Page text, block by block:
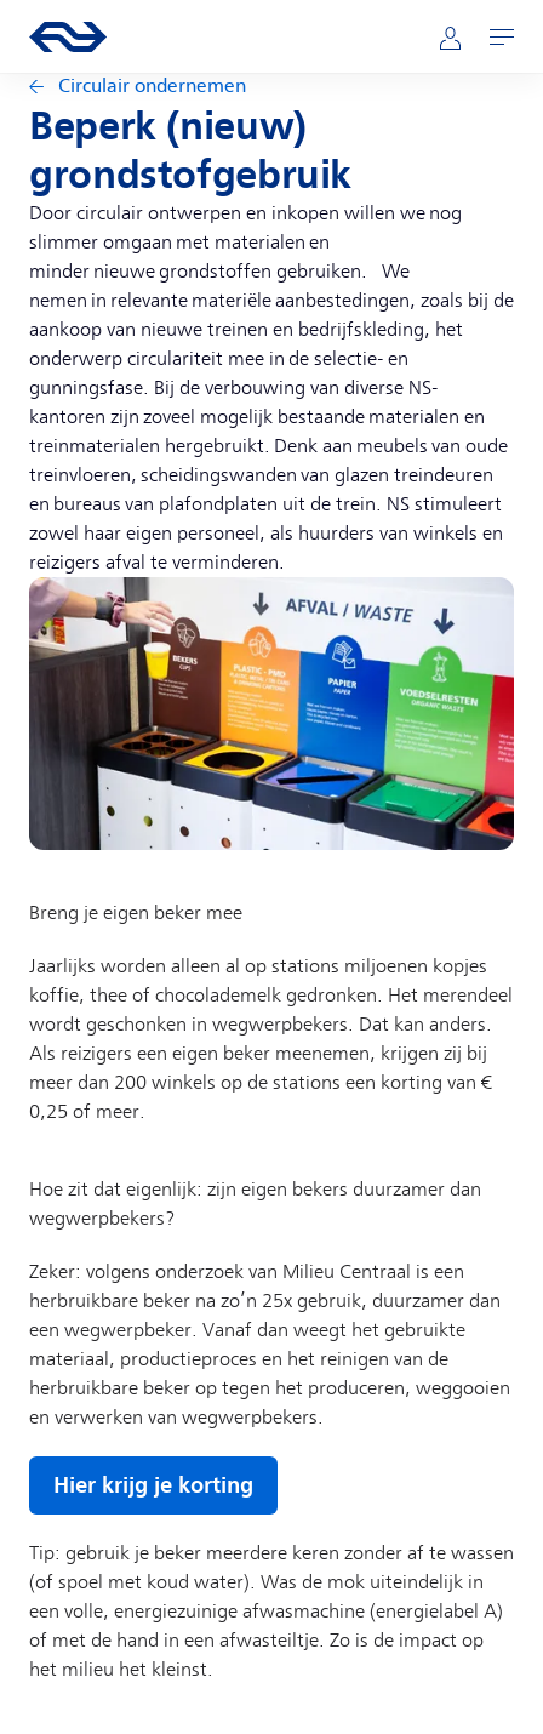
Hoofdnavigatie
Ga naar de homepage van ns.nl Mijn NS
Openen
Circulair ondernemen
Beperk (nieuw)
grondstofgebruik
Door circulair ontwerpen en inkopen willen we nog
slimmer omgaan met materialen en
minder nieuwe grondstoffen gebruiken. We
nemen in relevante materiële aanbestedingen, zoals bij de
aankoop van nieuwe treinen en bedrijfskleding, het
onderwerp circulariteit mee in de selectie- en
gunningsfase. Bij de verbouwing van diverse NS-
kantoren zijn zoveel mogelijk bestaande materialen en
treinmaterialen hergebruikt. Denk aan meubels van oude
treinvloeren, scheidingswanden van glazen treindeuren
en bureaus van plafondplaten uit de trein. NS stimuleert
zowel haar eigen personeel, als huurders van winkels en
reizigers afval te verminderen.